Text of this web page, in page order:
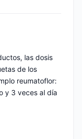
las dosis
de los
reumatoflor:
y 3 veces al día